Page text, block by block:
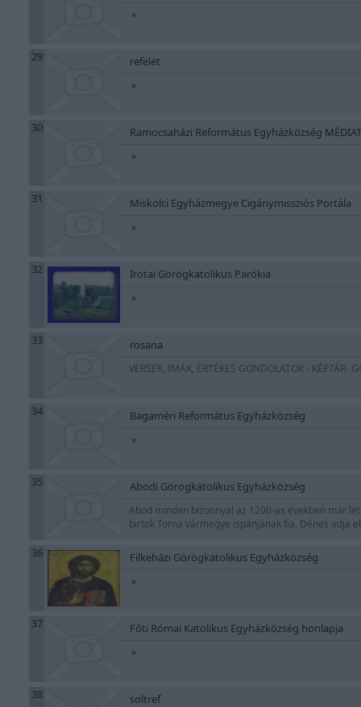
»
29 refelet
»
30 Ramocsaházi Református Egyházközség
»
31 Miskolci Egyházmegye Cigánymissziós Portála
»
32 Irotai Görögkatolikus Parókia
»
33 rosana
VERSEK, IMÁK, ÉRTÉKES GONDOLATOK - KÉPTÁR-
34 Bagaméri Református Egyházközség
»
35 Abodi Görögkatolikus Egyházközség
Abod minden bizonnyal az 1200-as években már
birtok Torna vármegye ispánjának fia, Dénes adja
36 Filkeházi Görögkatolikus Egyházközség
»
37 Fóti Római Katolikus Egyházközség honlapja
»
38 soltref